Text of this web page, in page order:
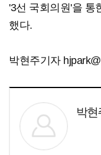
'3선 국회의원'을 통
했다.
박현주기자
박현